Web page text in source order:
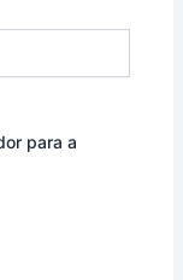
para a